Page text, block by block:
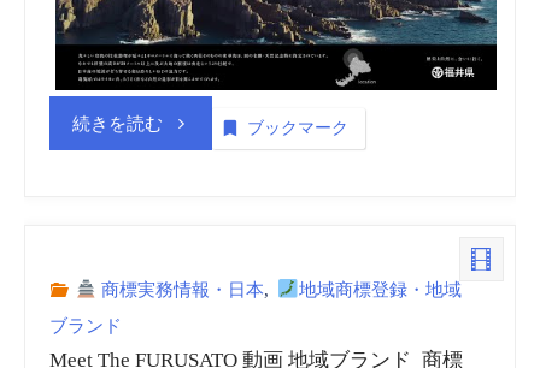
別
一
覧
続きを読む“福
域
ブックマーク
商標実務情報・日本,
地域商標登録・地域
ブランド
Meet The FURUSATO 動画 地域ブランド_商標